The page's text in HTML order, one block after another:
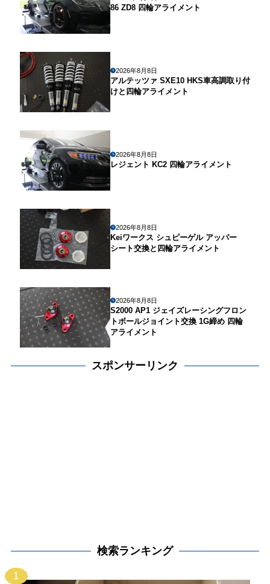
86 ZD8 四輪アライメント
2026年8月8日
アルテッツァ SXE10 HKS車高調取り付
けと四輪アライメント
2026年8月8日
レジェント KC2 四輪アライメント
2026年8月8日
Keiワークス シュピーゲル アッパー
シート交換と四輪アライメント
2026年8月8日
S2000 AP1 ジェイズレーシングフロン
トボールジョイント交換 1G締め 四輪
アライメント
スポンサーリンク
検索ランキング
1